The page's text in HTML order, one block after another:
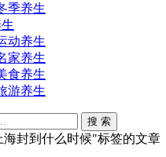
季养生
动养生
家养生
食养生
游养生
搜 索
海封到什么时候"标签的文章